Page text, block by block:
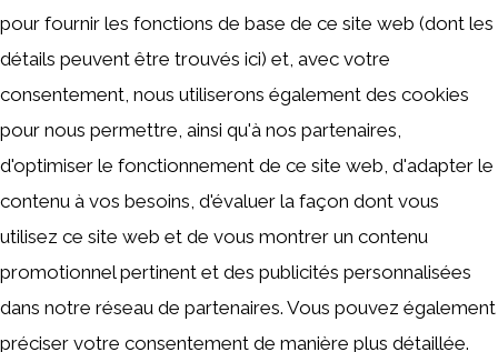
pour fournir les fonctions de base de ce site web (dont les
détails peuvent être trouvés ici) et, avec votre
consentement, nous utiliserons également des cookies
pour nous permettre, ainsi qu'à nos partenaires,
d'optimiser le fonctionnement de ce site web, d'adapter le
contenu à vos besoins, d'évaluer la façon dont vous
utilisez ce site web et de vous montrer un contenu
promotionnel pertinent et des publicités personnalisées
dans notre réseau de partenaires. Vous pouvez également
préciser votre consentement de manière plus détaillée.